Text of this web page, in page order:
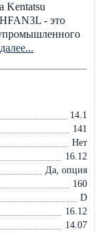
Kentatsu
- это
14.1
141
Нет
16.12
Да, опция
160
D
16.12
14.07